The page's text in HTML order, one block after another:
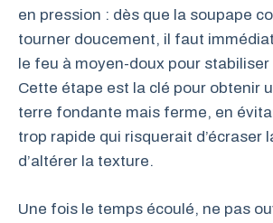
en pression : dès que la soupape
tourner doucement, il faut
le feu à moyen-doux pour stabiliser
Cette étape est la clé pour obtenir
terre fondante mais ferme, en
trop rapide qui risquerait d’écraser
d’altérer la texture.
Une fois le temps écoulé, ne pas